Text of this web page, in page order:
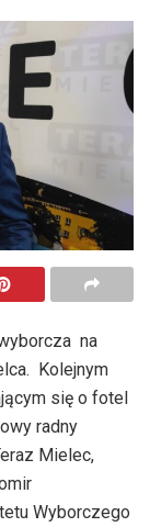
na
Kolejnym
się o fotel
radny
Mielec,
Wyborczego